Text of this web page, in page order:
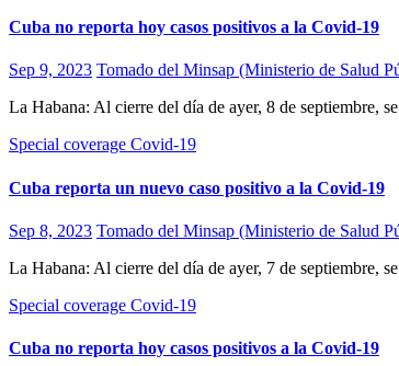
Cuba no reporta hoy casos positivos a la Covid-19
Sep 9, 2023 Tomado del Minsap (Ministerio de Salud
La Habana: Al cierre del día de ayer, 8 de septiembre,
Special coverage Covid-19
Cuba reporta un nuevo caso positivo a la Covid-19
Sep 8, 2023 Tomado del Minsap (Ministerio de Salud
La Habana: Al cierre del día de ayer, 7 de septiembre,
Special coverage Covid-19
Cuba no reporta hoy casos positivos a la Covid-19